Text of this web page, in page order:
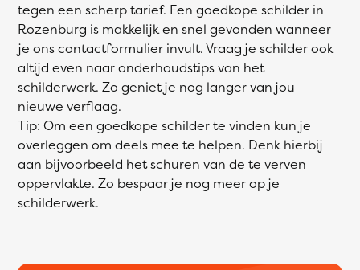
tegen een scherp tarief. Een goedkope schilder in
Rozenburg is makkelijk en snel gevonden wanneer
je ons contactformulier invult. Vraag je schilder ook
altijd even naar onderhoudstips van het
schilderwerk. Zo geniet je nog langer van jou
nieuwe verflaag.
Tip: Om een goedkope schilder te vinden kun je
overleggen om deels mee te helpen. Denk hierbij
aan bijvoorbeeld het schuren van de te verven
oppervlakte. Zo bespaar je nog meer op je
schilderwerk.